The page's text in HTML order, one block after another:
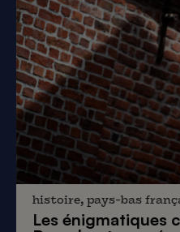
histoire, pays-bas
Les énigmatiques